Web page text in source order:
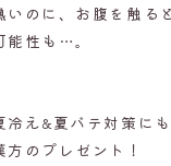
いのに、お腹を触る
能性も…。
冷え&夏バテ対策に
のプレゼント！